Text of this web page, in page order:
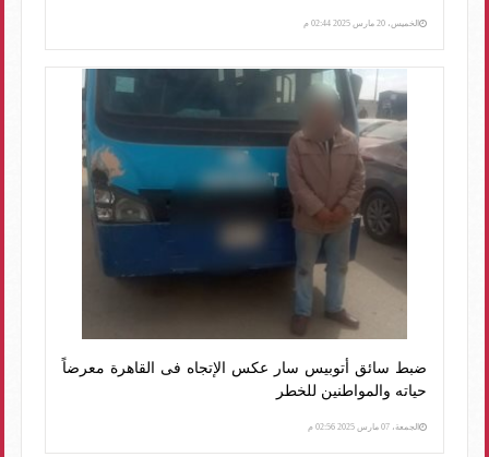
الخميس، 20 مارس 2025 02:44 م
ضبط سائق أتوبيس سار عكس الإتجاه فى القاهرة معرضاً
حياته والمواطنين للخطر
الجمعة، 07 مارس 2025 02:56 م